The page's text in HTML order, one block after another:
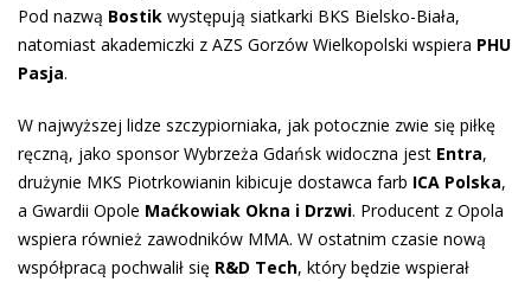
Pod nazwą Bostik występują siatkarki BKS Bielsko-Biała,
natomiast akademiczki z AZS Gorzów Wielkopolski wspiera PHU
Pasja.
W najwyższej lidze szczypiorniaka, jak potocznie zwie się piłkę
ręczną, jako sponsor Wybrzeża Gdańsk widoczna jest Entra,
drużynie MKS Piotrkowianin kibicuje dostawca farb ICA Polska,
a Gwardii Opole Maćkowiak Okna i Drzwi. Producent z Opola
wspiera również zawodników MMA. W ostatnim czasie nową
współpracą pochwalił się R&D Tech, który będzie wspierał